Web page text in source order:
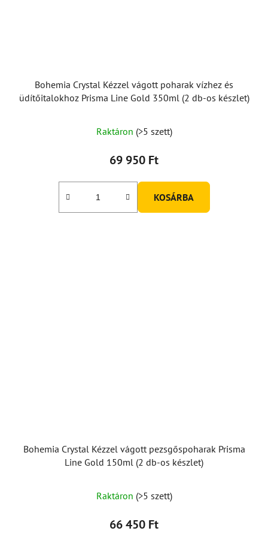
Bohemia Crystal Kézzel vágott poharak vízhez és
üdítőitalokhoz Prisma Line Gold 350ml (2 db-os készlet)
Raktáron (>5 szett)
69 950 Ft
KOSÁRBA
Bohemia Crystal Kézzel vágott pezsgőspoharak Prisma
Line Gold 150ml (2 db-os készlet)
Raktáron (>5 szett)
66 450 Ft